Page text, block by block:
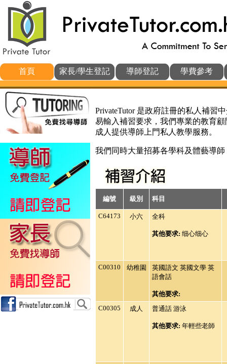
首頁 家長/學生登記 導師登記 學費參考
PrivateTutor 是政府註冊的私人補習
易輸入補習要求，我們專業的教育
成人提供導師上門私人教學服務。
我們同時大量招募各學科及體藝導
編號 級別 科目
C64173 小六 全科
其他要求: 细心细心
C00310 幼稚園
英國語文 英國文學 英
語會話
其他要求:
C00305
成人 普通話 游泳
其他要求: 年輕些老師